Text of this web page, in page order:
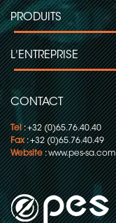
CONTACT
Tel: +32 (0)65.76.40.40
Fax: +32 (0)65.76.40.49
Website:www.pes-sa.com
PRODUITS
L'ENTREPRISE